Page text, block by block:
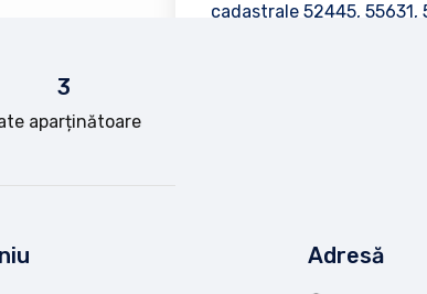
cadastrale 52445, 55631,
3
aparținătoare
Adresă